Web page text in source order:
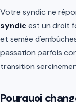
Votre syndic ne
syndic est un droit
et semée
passation parfois
transition
Pourquoi